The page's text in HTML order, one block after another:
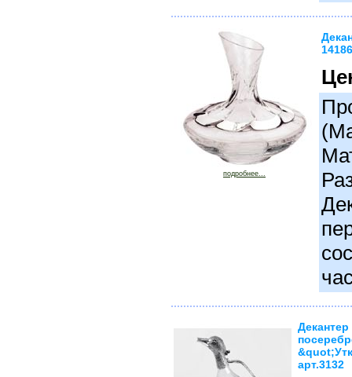
подробнее...
14186
Декантер
арт.3132